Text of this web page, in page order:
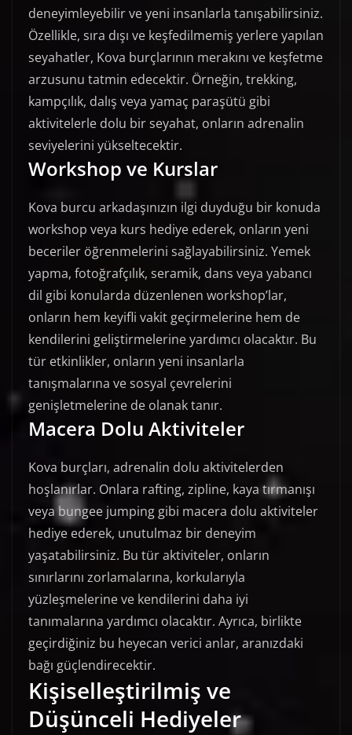
deneyimleyebilir ve yeni insanlarla tanışabilirsiniz.
Özellikle, sıra dışı ve keşfedilmemiş yerlere yapılan
seyahatler, Kova burçlarının merakını ve keşfetme
arzusunu tatmin edecektir. Örneğin, trekking,
kampçılık, dalış veya yamaç paraşütü gibi
aktivitelerle dolu bir seyahat, onların adrenalin
seviyelerini yükseltecektir.
Workshop ve Kurslar
Kova burcu arkadaşınızın ilgi duyduğu bir konuda
workshop veya kurs hediye ederek, onların yeni
beceriler öğrenmelerini sağlayabilirsiniz. Yemek
yapma, fotoğrafçılık, seramik, dans veya yabancı
dil gibi konularda düzenlenen workshop’lar,
onların hem keyifli vakit geçirmelerine hem de
kendilerini geliştirmelerine yardımcı olacaktır. Bu
tür etkinlikler, onların yeni insanlarla
tanışmalarına ve sosyal çevrelerini
genişletmelerine de olanak tanır.
Macera Dolu Aktiviteler
Kova burçları, adrenalin dolu aktivitelerden
hoşlanırlar. Onlara rafting, zipline, kaya tırmanışı
veya bungee jumping gibi macera dolu aktiviteler
hediye ederek, unutulmaz bir deneyim
yaşatabilirsiniz. Bu tür aktiviteler, onların
sınırlarını zorlamalarına, korkularıyla
yüzleşmelerine ve kendilerini daha iyi
tanımalarına yardımcı olacaktır. Ayrıca, birlikte
geçirdiğiniz bu heyecan verici anlar, aranızdaki
bağı güçlendirecektir.
Kişiselleştirilmiş ve
Düşünceli Hediyeler